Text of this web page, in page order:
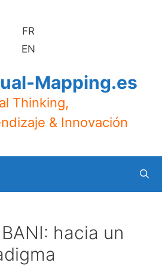
FR
EN
Mapping.es
Thinking,
& Innovación
hacia un